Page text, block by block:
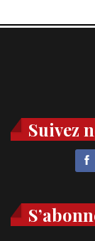
Suivez